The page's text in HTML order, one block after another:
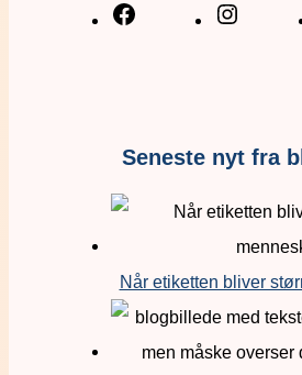
Seneste nyt fra
Når etiketten bliver